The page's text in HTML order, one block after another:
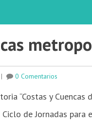
| 0 Comentarios
“Costas y
de Jornadas para